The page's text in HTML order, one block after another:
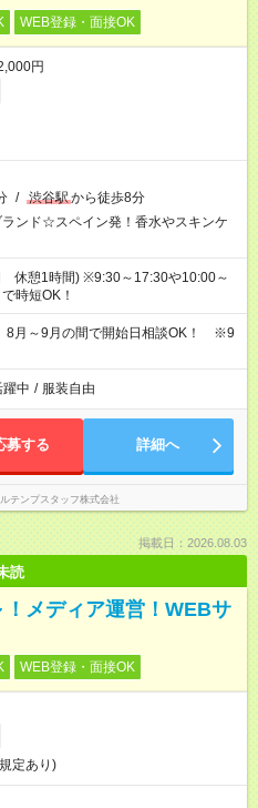
WEB登録・面接OK
円
/ 渋谷駅から徒歩8分
ンド☆スペイン発！香水やスキンケ
休憩1時間) ※9:30～17:30や10:00～
時短OK！
月～9月の間で開始日相談OK！ ※9
中 / 服装自由
募する 詳細へ
テンプスタッフ株式会社
掲載日：2026.08.03
読
！メディア運営！WEBサ
WEB登録・面接OK
定あり)